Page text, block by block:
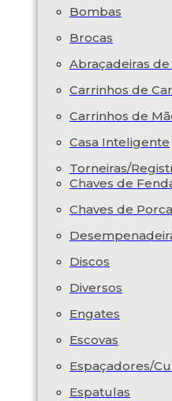
Bombas
Brocas
Abraçadeiras de
Carrinhos de
Carrinhos de
Casa Inteligente
Torneiras/
Chaves de
Chaves de Porca
Discos
Diversos
Engates
Escovas
Espaçadores/
Espatulas